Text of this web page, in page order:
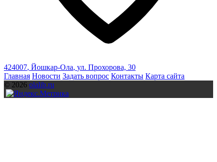
424007, Йошкар-Ола, ул. Прохорова, 30
Главная Новости Задать вопрос Контакты Карта сайта
© 2026 olalib.ru